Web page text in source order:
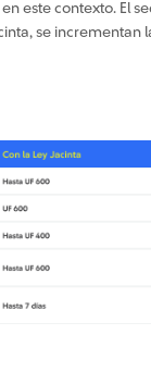
este contexto. El
se